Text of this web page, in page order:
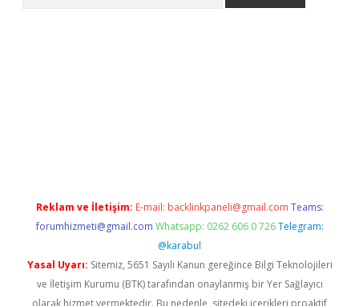
Reklam ve İletişim: E-mail: backlinkpaneli@gmail.com Teams:
forumhizmeti@gmail.com Whatsapp: 0262 606 0 726 Telegram:
@karabul
Yasal Uyarı: Sitemiz, 5651 Sayılı Kanun gereğince Bilgi Teknolojileri
ve İletişim Kurumu (BTK) tarafından onaylanmış bir Yer Sağlayıcı
olarak hizmet vermektedir. Bu nedenle, sitedeki içerikleri proaktif